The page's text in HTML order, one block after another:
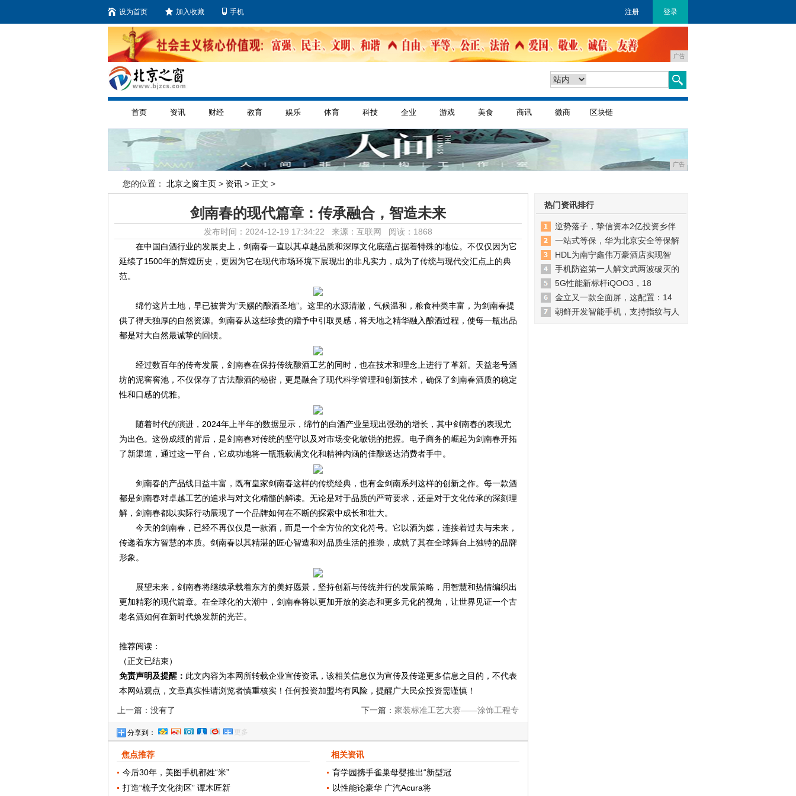
设为首页 加入收藏 手机 注册 登录
广告
首页 资讯 财经 教育 娱乐 体育 科技 企业 游戏 美食 商讯 微商 区块链
广告
您的位置： 北京之窗主页 > 资讯 > 正文 >
剑南春的现代篇章：传承融合，智造未来
发布时间：2024-12-19 17:34:22 来源：互联网 阅读：1868
在中国白酒行业的发展史上，剑南春一直以其卓越品质和深厚文化底蕴占据着特殊的地位。不仅仅因为它
延续了1500年的辉煌历史，更因为它在现代市场环境下展现出的非凡实力，成为了传统与现代交汇点上的典
范。
绵竹这片土地，早已被誉为“天赐的酿酒圣地”。这里的水源清澈，气候温和，粮食种类丰富，为剑南春提
供了得天独厚的自然资源。剑南春从这些珍贵的赠予中引取灵感，将天地之精华融入酿酒过程，使每一瓶出品
都是对大自然最诚挚的回馈。
经过数百年的传奇发展，剑南春在保持传统酿酒工艺的同时，也在技术和理念上进行了革新。天益老号酒
坊的泥窖窖池，不仅保存了古法酿酒的秘密，更是融合了现代科学管理和创新技术，确保了剑南春酒质的稳定
性和口感的优雅。
随着时代的演进，2024年上半年的数据显示，绵竹的白酒产业呈现出强劲的增长，其中剑南春的表现尤
为出色。这份成绩的背后，是剑南春对传统的坚守以及对市场变化敏锐的把握。电子商务的崛起为剑南春开拓
了新渠道，通过这一平台，它成功地将一瓶瓶载满文化和精神内涵的佳酿送达消费者手中。
剑南春的产品线日益丰富，既有皇家剑南春这样的传统经典，也有金剑南系列这样的创新之作。每一款酒
都是剑南春对卓越工艺的追求与对文化精髓的解读。无论是对于品质的严苛要求，还是对于文化传承的深刻理
解，剑南春都以实际行动展现了一个品牌如何在不断的探索中成长和壮大。
今天的剑南春，已经不再仅仅是一款酒，而是一个全方位的文化符号。它以酒为媒，连接着过去与未来，
传递着东方智慧的本质。剑南春以其精湛的匠心智造和对品质生活的推崇，成就了其在全球舞台上独特的品牌
形象。
展望未来，剑南春将继续承载着东方的美好愿景，坚持创新与传统并行的发展策略，用智慧和热情编织出
更加精彩的现代篇章。在全球化的大潮中，剑南春将以更加开放的姿态和更多元化的视角，让世界见证一个古
老名酒如何在新时代焕发新的光芒。
推荐阅读：
（正文已结束）
免责声明及提醒： 此文内容为本网所转载企业宣传资讯，该相关信息仅为宣传及传递更多信息之目的，不代表
本网站观点，文章真实性请浏览者慎重核实！任何投资加盟均有风险，提醒广大民众投资需谨慎！
上一篇：没有了 下一篇： 家装标准工艺大赛——涂饰工程专
分享到： 更多
焦点推荐
今后30年，美图手机都姓“米”
打造“梳子文化街区” 谭木匠新
相关资讯
育学园携手雀巢母婴推出“新型冠
以性能论豪华 广汽Acura将
热门资讯排行
逆势落子，挚信资本2亿投资乡伴
一站式等保，华为北京安全等保解
HDL为南宁鑫伟万豪酒店实现智
手机防盗第一人解文武两波破灭的
5G性能新标杆iQOO3，18
金立又一款全面屏，这配置：14
朝鲜开发智能手机，支持指纹与人